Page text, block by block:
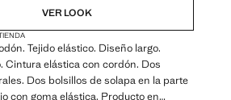
VER LOOK
Tejido elástico. Diseño largo.
Cintura elástica con cordón. Dos
Dos bolsillos de solapa en la parte
con goma elástica. Producto en